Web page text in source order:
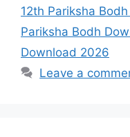
12th Pariksha
Pariksha Bodh
Download 2026
Leave a